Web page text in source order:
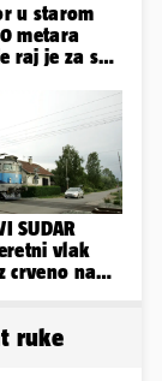
u starom
metara
raj je za sva
SUDAR
vlak
crveno na
ruke